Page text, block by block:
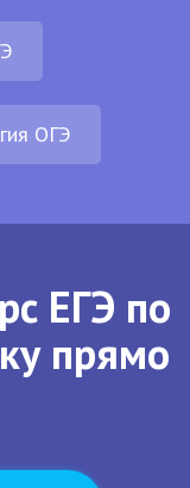
ОГЭ
ЕГЭ по
прямо